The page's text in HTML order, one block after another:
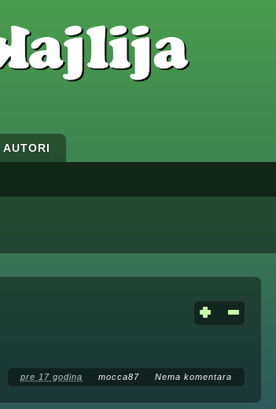
AUTORI
pre 17 godina mocca87 Nema komentara